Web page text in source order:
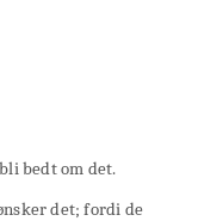
bedt om det.
det; fordi de